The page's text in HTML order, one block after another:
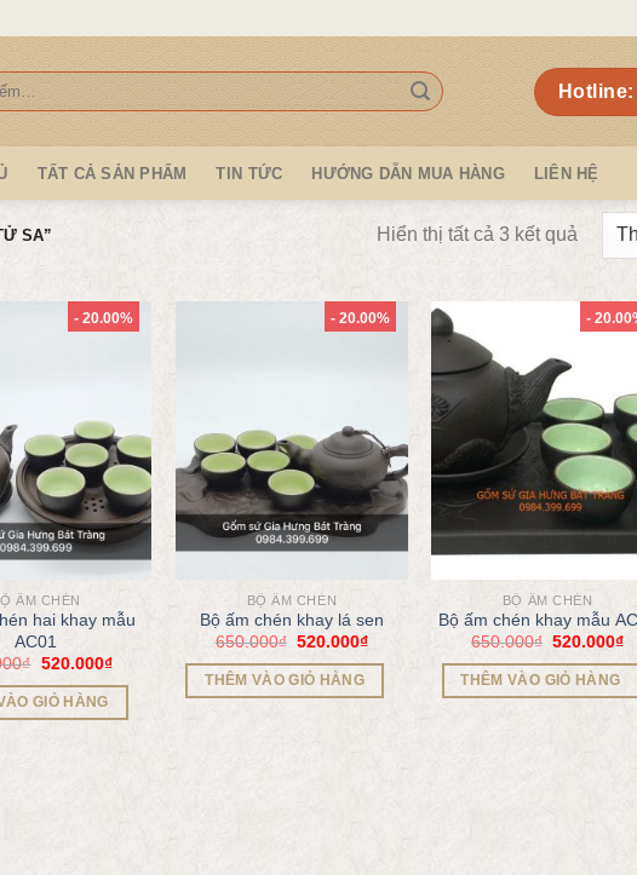
Hotline:
TẤT CẢ SẢN PHẨM TIN TỨC HƯỚNG DẪN MUA HÀNG LIÊN HỆ
SA” Hiển thị tất cả 3 kết quả
- 20.00%
ẤM CHÉN
hai khay mẫu
AC01
₫ 520.000₫
GIỎ HÀNG
- 20.00%
BỘ ẤM CHÉN
Bộ ấm chén khay lá sen
650.000₫ 520.000₫
THÊM VÀO GIỎ HÀNG
-
BỘ ẤM CHÉN
Bộ ấm chén khay mẫu
650.000₫ 520.000₫
THÊM VÀO GIỎ HÀNG